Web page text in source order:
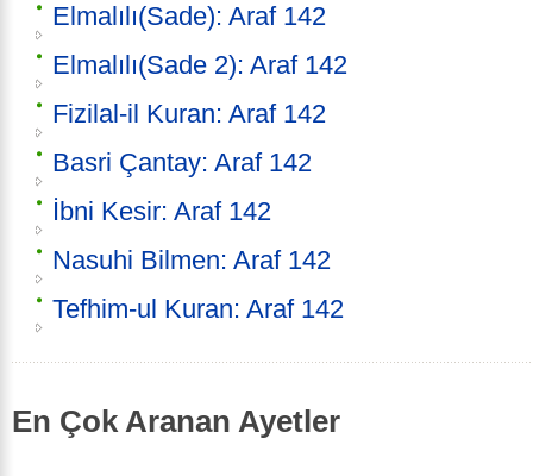
Elmalılı(Sade): Araf 142
Elmalılı(Sade 2): Araf 142
Fizilal-il Kuran: Araf 142
Basri Çantay: Araf 142
İbni Kesir: Araf 142
Nasuhi Bilmen: Araf 142
Tefhim-ul Kuran: Araf 142
En Çok Aranan Ayetler